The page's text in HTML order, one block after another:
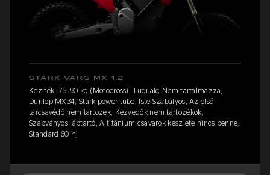
STARK VARG MX 1.2
Kézifék, 75-90 kg (Motocross), Tugijalg Nem tartalmazza,
Dunlop MX34, Stark power tube, Iste Szabályos, Az első
tárcsavédő nem tartozék, Kézvédők nem tartozékok,
Szabványos lábtartó, A titánium csavarok készlete nincs benne,
Standard 60 hj